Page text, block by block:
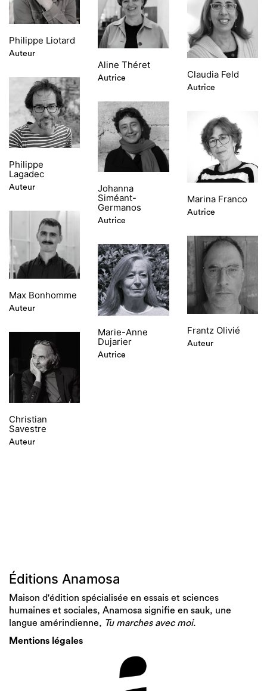
Philippe Liotard
Auteur
Aline Théret
Autrice Claudia Feld
Autrice
Philippe
Lagadec
Auteur
Johanna
Siméant-
Germanos
Autrice
Marina Franco
Autrice
Max Bonhomme
Auteur
Frantz Olivié
Auteur
Marie-Anne
Dujarier
Autrice
Christian
Savestre
Auteur
Éditions Anamosa
Maison d'édition spécialisée en essais et sciences
humaines et sociales, Anamosa signifie en sauk, une
langue amérindienne, Tu marches avec moi.
Mentions légales